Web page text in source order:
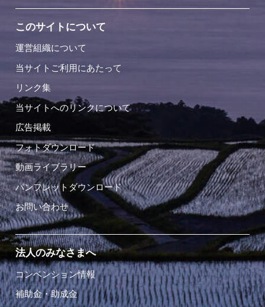
このサイトについて
運営組織について
当サイトご利用にあたって
リンク集
当サイトへのリンクについて
広告掲載
フォトダウンロード
動画ライブラリー
パンフレットダウンロード
お問い合わせ
法人のみなさまへ
コンベンション情報
補助金・助成金